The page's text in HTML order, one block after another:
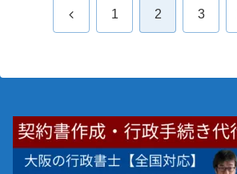
前 1 2 3